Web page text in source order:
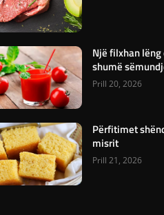
Një filxhan
shumë
Prill 20, 2026
Përfitimet
misrit
Prill 21, 2026